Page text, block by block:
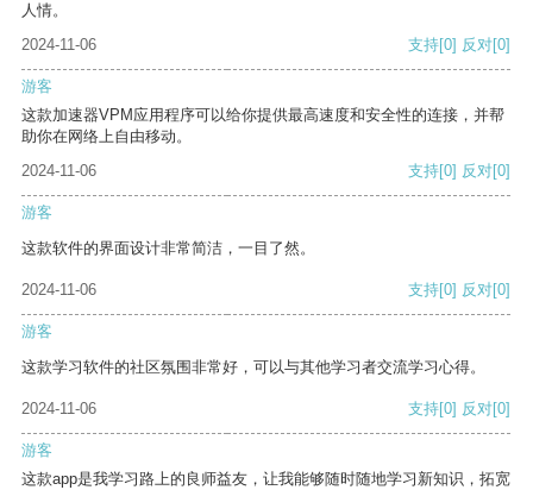
人情。
2024-11-06
支持[0] 反对[0]
游客
这款加速器VPM应用程序可以给你提供最高速度和安全性的连接，并帮
助你在网络上自由移动。
2024-11-06
支持[0] 反对[0]
游客
这款软件的界面设计非常简洁，一目了然。
2024-11-06 支持[0] 反对[0]
游客
这款学习软件的社区氛围非常好，可以与其他学习者交流学习心得。
2024-11-06 支持[0] 反对[0]
游客
这款app是我学习路上的良师益友，让我能够随时随地学习新知识，拓宽